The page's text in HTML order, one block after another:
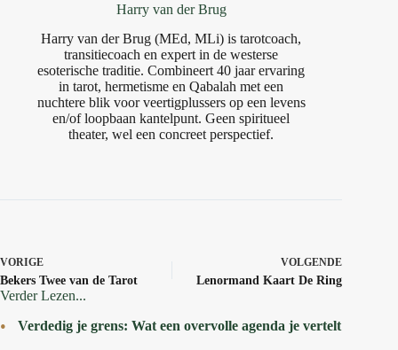
Harry van der Brug
Harry van der Brug (MEd, MLi) is tarotcoach,
transitiecoach en expert in de westerse
esoterische traditie. Combineert 40 jaar ervaring
in tarot, hermetisme en Qabalah met een
nuchtere blik voor veertigplussers op een levens
en/of loopbaan kantelpunt. Geen spiritueel
theater, wel een concreet perspectief.
VORIGE
Bekers Twee van de Tarot
VOLGENDE
Lenormand Kaart De Ring
Verder Lezen...
Verdedig je grens: Wat een overvolle agenda je vertelt